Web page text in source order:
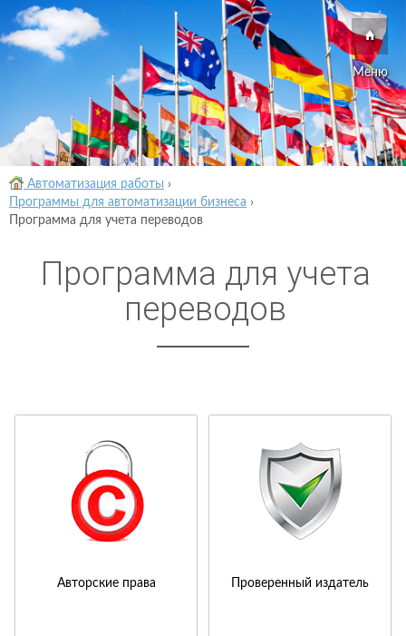
Меню
Автоматизация работы ›
Программы для автоматизации бизнеса ›
Программа для учета переводов
Программа для учета
переводов
Авторские права Проверенный издатель